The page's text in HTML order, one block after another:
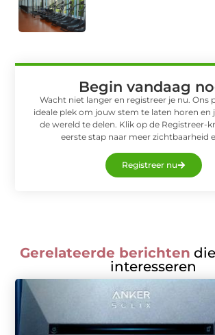
Begin vandaag
Wacht niet langer en registreer je nu. Ons
ideale plek om jouw stem te laten horen
de wereld te delen. Klik op de Registreer-
eerste stap naar meer zichtbaarheid
Registreer nu
Gerelateerde berichten
interesseren